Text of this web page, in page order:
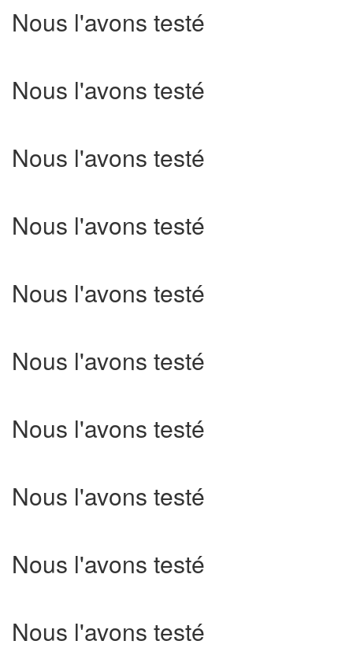
Nous l'avons testé
Nous l'avons testé
Nous l'avons testé
Nous l'avons testé
Nous l'avons testé
Nous l'avons testé
Nous l'avons testé
Nous l'avons testé
Nous l'avons testé
Nous l'avons testé